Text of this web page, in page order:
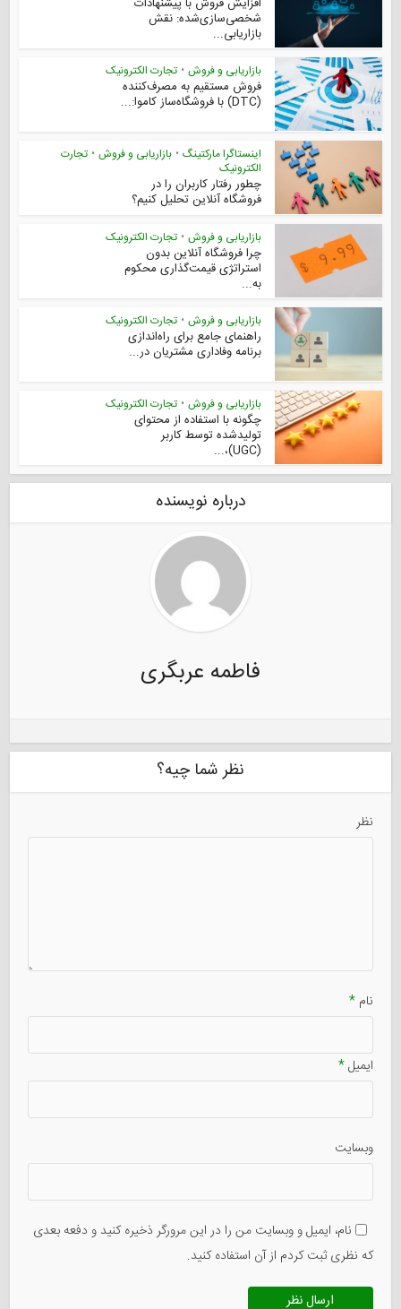
شخصی‌سازی‌شده: نقش
بازاریابی...
بازاریابی و فروش • تجارت الکترونیک
فروش مستقیم به مصرف‌کننده
(DTC) با فروشگاه‌ساز کاموا:...
اینستاگرا مارکتینگ • بازاریابی و فروش • تجارت
الکترونیک
چطور رفتار کاربران را در
فروشگاه آنلاین تحلیل کنیم؟
بازاریابی و فروش • تجارت الکترونیک
چرا فروشگاه آنلاین بدون
استراتژی قیمت‌گذاری محکوم
به...
بازاریابی و فروش • تجارت الکترونیک
راهنمای جامع برای راه‌اندازی
برنامه وفاداری مشتریان در...
بازاریابی و فروش • تجارت الکترونیک
چگونه با استفاده از محتوای
تولیدشده توسط کاربر
(UGC)،...
درباره نویسنده
فاطمه عربگری
نظر شما چیه؟
نظر
نام*
ایمیل*
وبسایت
نام، ایمیل و وبسایت من را در این مرورگر ذخیره کنید و دفعه بعدی
که نظری ثبت کردم از آن استفاده کنید.